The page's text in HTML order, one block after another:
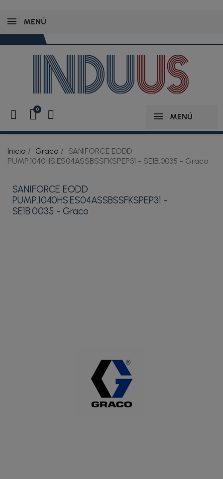
MENÚ
MENÚ
Inicio Graco
SANIFORCE EODD
PUMP,1040HS.ES04ASSBSSFKSPEP31 - SE1B.0035 - Graco
SANIFORCE EODD
PUMP,1040HS.ES04ASSBSSFKSPEP31 -
SE1B.0035 - Graco